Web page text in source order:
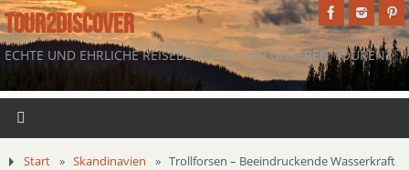
TOUR2DISCOVER
ECHTE UND EHRLICHE REISEBERICHTE VON UNSEREN TOUREN.
Start » Skandinavien » Trollforsen – Beeindruckende Wasserkraft